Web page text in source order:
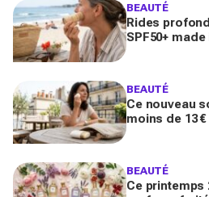
BEAUTÉ
Rides
SPF50+
BEAUTÉ
Ce nouveau
moins de 13
BEAUTÉ
Ce printemps